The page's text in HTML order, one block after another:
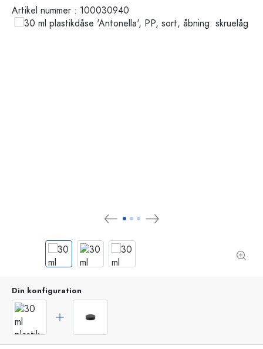
Artikel nummer : 100030940
Din konfiguration